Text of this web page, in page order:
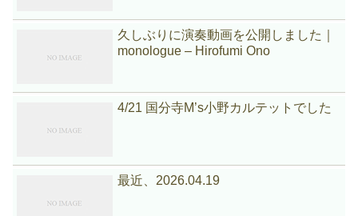
久しぶりに演奏動画を公開しました｜
monologue – Hirofumi Ono
4/21 国分寺M’s小野カルテットでした
最近、2026.04.19